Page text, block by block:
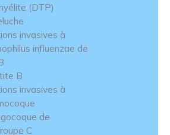
(DTP)
invasives à
influenzae de
B
invasives à
de
C